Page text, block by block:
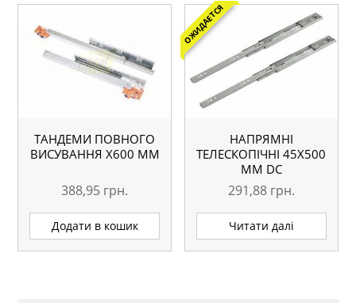
ТАНДЕМИ ПОВНОГО
ВИСУВАННЯ Х600 ММ
388,95 грн.
Додати в кошик
ОЖИДАЕТСЯ
НАПРЯМНІ
ТЕЛЕСКОПІЧНІ 45Х500
ММ DC
291,88 грн.
Читати далі